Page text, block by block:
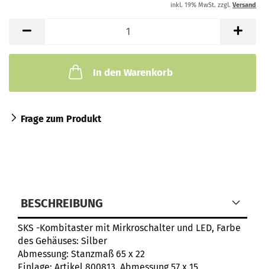
inkl. 19% MwSt. zzgl. Versand
In den Warenkorb
Frage zum Produkt
BESCHREIBUNG
SKS -Kombitaster mit Mirkroschalter und LED, Farbe
des Gehäuses: Silber
Abmessung: Stanzmaß 65 x 22